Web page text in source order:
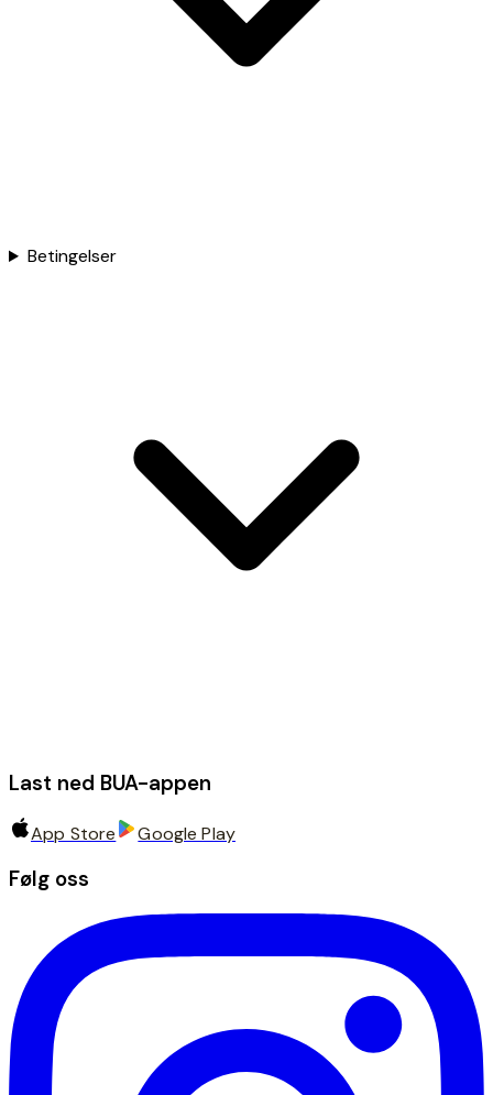
Betingelser
Last ned BUA-appen
App Store Google Play
Følg oss